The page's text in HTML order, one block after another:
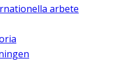
arbete